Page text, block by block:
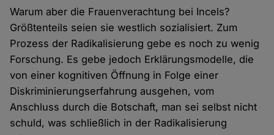
Warum aber die Frauenverachtung bei Incels?
Größtenteils seien sie westlich sozialisiert. Zum
Prozess der Radikalisierung gebe es noch zu wenig
Forschung. Es gebe jedoch Erklärungsmodelle, die
von einer kognitiven Öffnung in Folge einer
Diskriminierungserfahrung ausgehen, vom
Anschluss durch die Botschaft, man sei selbst nicht
schuld, was schließlich in der Radikalisierung